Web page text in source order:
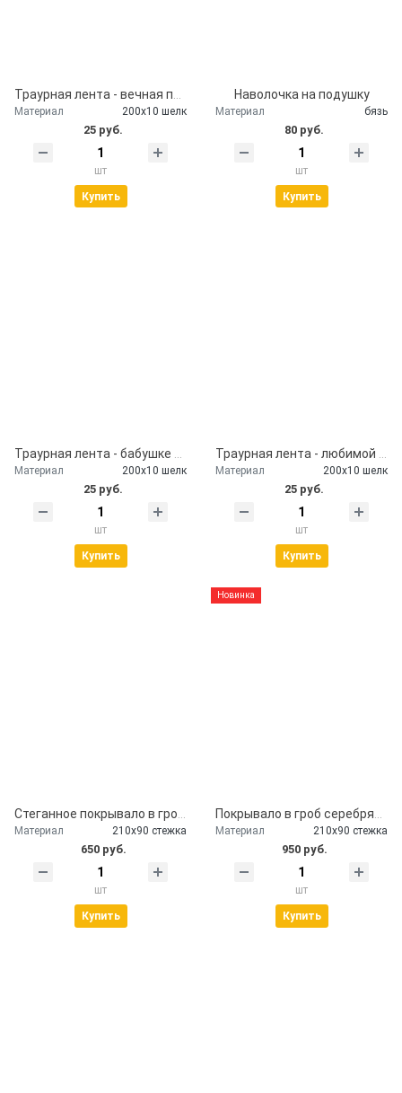
Материал 200х10 шелк
25 руб.
шт
Купить
Наволочка на подушку
Материал бязь
80 руб.
шт
Купить
Траурная лента - бабушке от внуков
Материал 200х10 шелк
25 руб.
шт
Купить
Траурная лента - любимой маме
Материал 200х10 шелк
25 руб.
шт
Купить
Материал 210х90 стежка
650 руб.
шт
Купить
Новинка
Материал 210х90 стежка
950 руб.
шт
Купить